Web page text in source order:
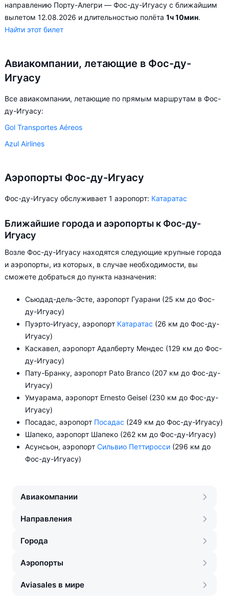
направлению Порту-Алегри — Фос-ду-Игуасу с ближайшим
вылетом 12.08.2026 и длительностью полёта 1ч 10мин.
Найти этот билет
Авиакомпании, летающие в Фос-ду-
Игуасу
Все авиакомпании, летающие по прямым маршрутам в Фос-
ду-Игуасу:
Gol Transportes Aéreos
Azul Airlines
Аэропорты Фос-ду-Игуасу
Фос-ду-Игуасу обслуживает 1 аэропорт: Катаратас
Ближайшие города и аэропорты к Фос-ду-
Игуасу
Возле Фос-ду-Игуасу находятся следующие крупные города
и аэропорты, из которых, в случае необходимости, вы
сможете добраться до пункта назначения:
Сьюдад-дель-Эсте, аэропорт Гуарани (25 км до Фос-
ду-Игуасу)
Пуэрто-Игуасу, аэропорт Катаратас (26 км до Фос-ду-
Игуасу)
Каскавел, аэропорт Адалберту Мендес (129 км до Фос-
ду-Игуасу)
Пату-Бранку, аэропорт Pato Branco (207 км до Фос-ду-
Игуасу)
Умуарама, аэропорт Ernesto Geisel (230 км до Фос-ду-
Игуасу)
Посадас, аэропорт Посадас (249 км до Фос-ду-Игуасу)
Шапеко, аэропорт Шапеко (262 км до Фос-ду-Игуасу)
Асунсьон, аэропорт Сильвио Петтиросси (296 км до
Фос-ду-Игуасу)
Авиакомпании
Направления
Города
Аэропорты
Aviasales в мире